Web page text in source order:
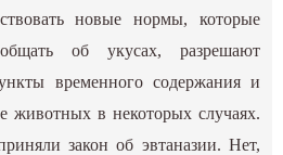
новые нормы, которые
об укусах, разрешают
временного содержания и
животных в некоторых случаях.
закон об эвтаназии. Нет,